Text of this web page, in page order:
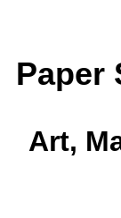
Paper
Art,